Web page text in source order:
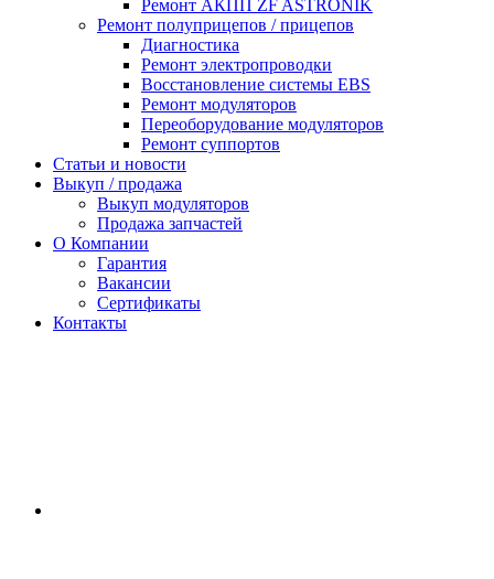
Ремонт АКПП ZF ASTRONIK
Ремонт полуприцепов / прицепов
Диагностика
Ремонт электропроводки
Восстановление системы EBS
Ремонт модуляторов
Переоборудование модуляторов
Ремонт суппортов
Статьи и новости
Выкуп / продажа
Выкуп модуляторов
Продажа запчастей
О Компании
Гарантия
Вакансии
Сертификаты
Контакты